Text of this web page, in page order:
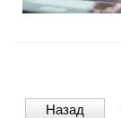
Назад